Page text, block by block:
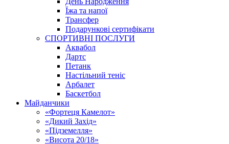
Їжа та напої
Трансфер
Подарункові сертифікати
СПОРТИВНІ ПОСЛУГИ
Аквабол
Дартс
Петанк
Настільний теніс
Арбалет
Баскетбол
Майданчики
«Фортеця Камелот»
«Дикий Захід»
«Підземелля»
«Висота 20/18»